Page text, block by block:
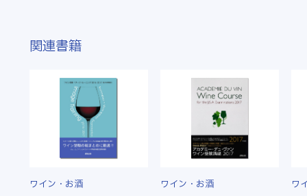
関連書籍
ワイン・お酒 ワイン・お酒 ワ